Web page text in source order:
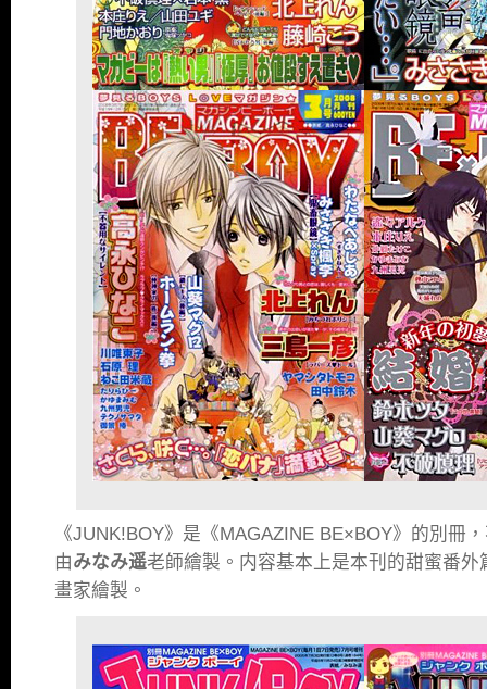
《JUNK!BOY》是《MAGAZINE BE×BOY》的別冊
由みなみ遥老師繪製。内容基本上是本刊的甜蜜番外
畫家繪製。